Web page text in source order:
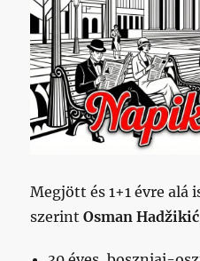
Megjött és 1+1 évre alá
szerintOsman Hadžikić